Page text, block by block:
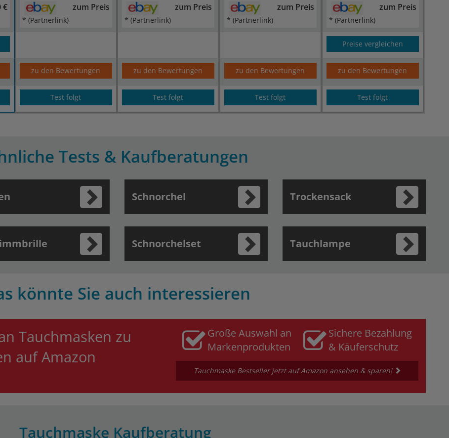
€ zum Preis
* (Partnerlink)
zum Preis
* (Partnerlink)
zum Preis
* (Partnerlink)
zum Preis
* (Partnerlink)
Preise vergleichen
zu den Bewertungen zu den Bewertungen zu den Bewertungen zu den Bewertungen
Test folgt Test folgt Test folgt Test folgt
Tests & Kaufberatungen
Schnorchel Trockensack
Schnorchelset Tauchlampe
könnte Sie auch interessieren
Tauchmasken zu
auf Amazon
Große Auswahl an
Markenprodukten
Sichere Bezahlung
& Käuferschutz
Tauchmaske Bestseller jetzt auf Amazon ansehen & sparen!
Tauchmaske Kaufberatung